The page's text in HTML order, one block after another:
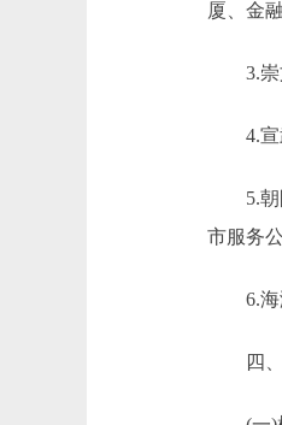
厦、金
3.崇文
4.宣武
5.朝阳
市服务
6.海淀
四、